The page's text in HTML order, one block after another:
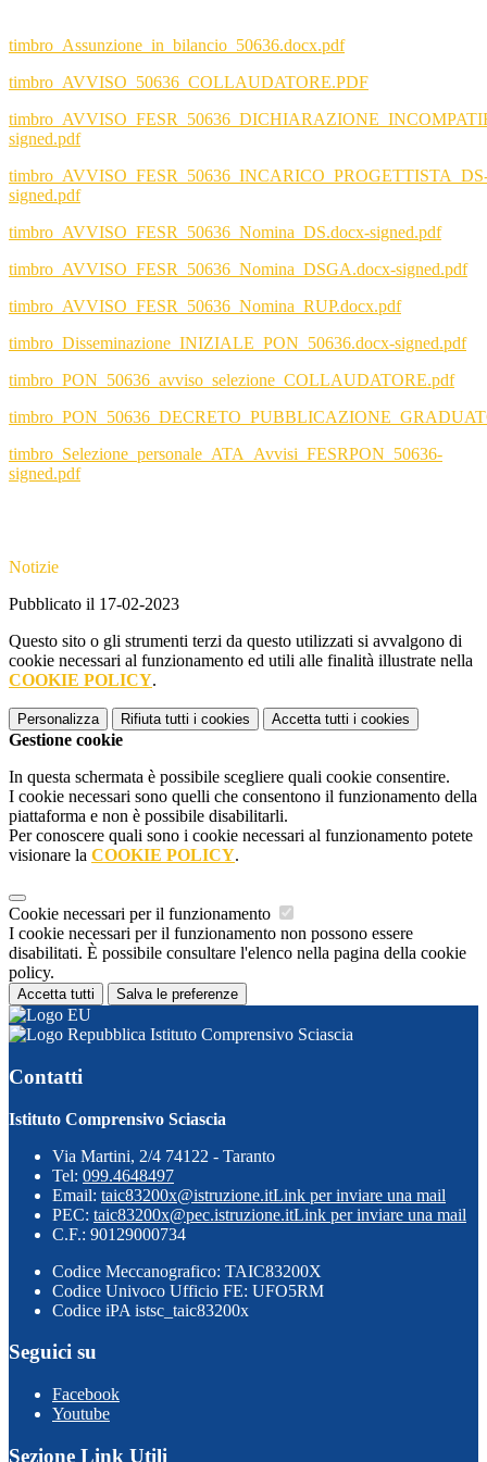
timbro_Assunzione_in_bilancio_50636.docx.pdf
timbro_AVVISO_50636_COLLAUDATORE.PDF
signed.pdf
signed.pdf
timbro_AVVISO_FESR_50636_Nomina_DS.docx-signed.pdf
timbro_AVVISO_FESR_50636_Nomina_DSGA.docx-signed.pdf
timbro_AVVISO_FESR_50636_Nomina_RUP.docx.pdf
timbro_Disseminazione_INIZIALE_PON_50636.docx-signed.pdf
timbro_PON_50636_avviso_selezione_COLLAUDATORE.pdf
timbro_Selezione_personale_ATA_Avvisi_FESRPON_50636-
signed.pdf
Notizie
Pubblicato il 17-02-2023
Questo sito o gli strumenti terzi da questo utilizzati si avvalgono di
cookie necessari al funzionamento ed utili alle finalità illustrate nella
COOKIE POLICY.
Personalizza Rifiuta tutti i cookies Accetta tutti i cookies
Gestione cookie
In questa schermata è possibile scegliere quali cookie consentire.
I cookie necessari sono quelli che consentono il funzionamento della
piattaforma e non è possibile disabilitarli.
Per conoscere quali sono i cookie necessari al funzionamento potete
visionare la COOKIE POLICY.
Cookie necessari per il funzionamento
I cookie necessari per il funzionamento non possono essere
disabilitati. È possibile consultare l'elenco nella pagina della cookie
policy.
Accetta tutti Salva le preferenze
Istituto Comprensivo Sciascia
Contatti
Istituto Comprensivo Sciascia
Via Martini, 2/4 74122 - Taranto
Tel: 099.4648497
Email: taic83200x@istruzione.itLink per inviare una mail
PEC: taic83200x@pec.istruzione.itLink per inviare una mail
C.F.: 90129000734
Codice Meccanografico: TAIC83200X
Codice Univoco Ufficio FE: UFO5RM
Codice iPA istsc_taic83200x
Seguici su
Facebook
Youtube
Sezione Link Utili